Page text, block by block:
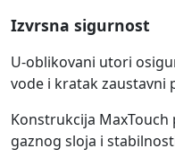
Izvrsna sigurnost
U-oblikovani utori
vode i kratak zaustavni
Konstrukcija
gaznog sloja i